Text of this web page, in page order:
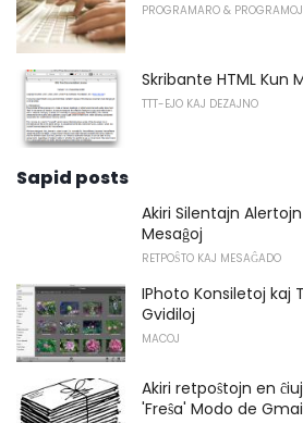
PROGRAMARO & PROGRAMOJ
Skribante HTML Kun
TTT-EJO KAJ DEZAJNO
Sapid posts
Akiri Silentajn
Mesaĝoj
RETPOŜTO KAJ MESAĜADO
IPhoto Konsiletoj kaj
Gvidiloj
MACOJ
Akiri retpoŝtojn en
'Freŝa' Modo de